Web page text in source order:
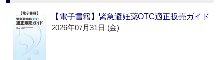
【電子書籍】緊急避妊薬OTC適正販売ガイド
2026年07月31日 (金)